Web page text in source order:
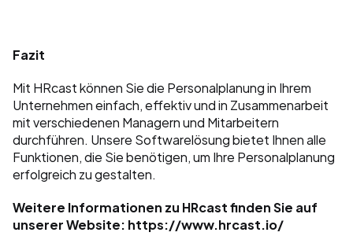
Fazit
Mit HRcast können Sie die Personalplanung in Ihrem
Unternehmen einfach, effektiv und in Zusammenarbeit
mit verschiedenen Managern und Mitarbeitern
durchführen. Unsere Softwarelösung bietet Ihnen alle
Funktionen, die Sie benötigen, um Ihre Personalplanung
erfolgreich zu gestalten.
Weitere Informationen zu HRcast finden Sie auf
unserer Website: https://www.hrcast.io/